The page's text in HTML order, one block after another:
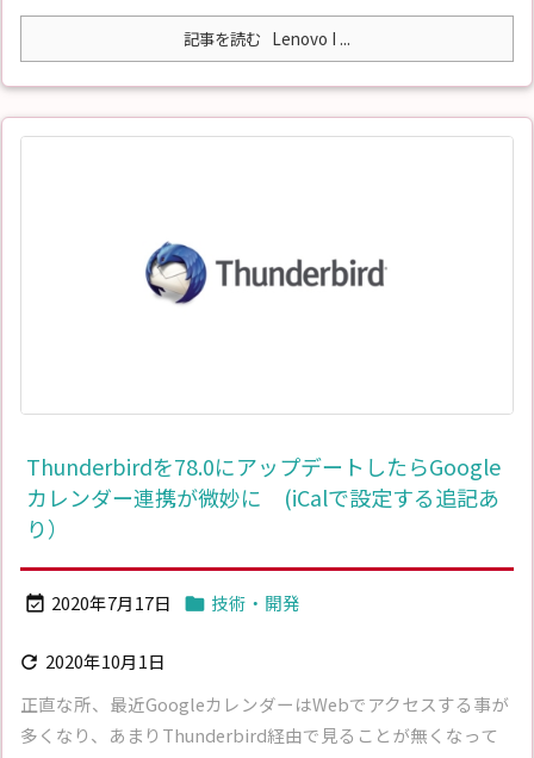
記事を読む Lenovo I ...
Thunderbirdを78.0にアップデートしたらGoogle
カレンダー連携が微妙に (iCalで設定する追記あ
り）
 2020年7月17日  技術・開発
 2020年10月1日
正直な所、最近GoogleカレンダーはWebでアクセスする事が
多くなり、あまりThunderbird経由で見ることが無くなって